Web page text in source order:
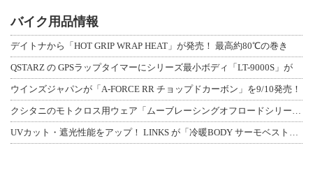
バイク用品情報
デイトナから「HOT GRIP WRAP HEAT」が発売！ 最高約80℃の巻き
QSTARZ の GPSラップタイマーにシリーズ最小ボディ「LT-9000S」が
ウインズジャパンが「A-FORCE RR チョップドカーボン」を9/10発売！